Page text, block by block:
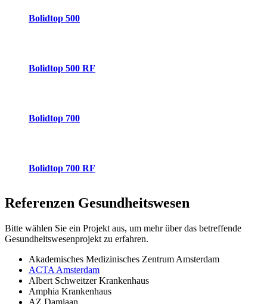
Bolidtop 500
Bolidtop 500 RF
Bolidtop 700
Bolidtop 700 RF
Referenzen Gesundheitswesen
Bitte wählen Sie ein Projekt aus, um mehr über das betreffende
Gesundheitswesenprojekt zu erfahren.
Akademisches Medizinisches Zentrum Amsterdam
ACTA Amsterdam
Albert Schweitzer Krankenhaus
Amphia Krankenhaus
AZ Damiaan